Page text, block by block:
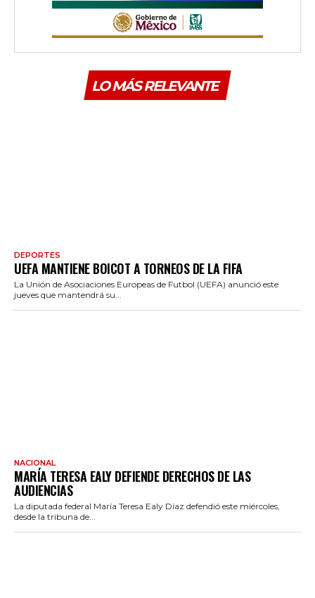
LO MÁS RELEVANTE
DEPORTES
UEFA MANTIENE BOICOT A TORNEOS DE LA FIFA
La Unión de Asociaciones Europeas de Futbol (UEFA) anunció este
jueves que mantendrá su...
NACIONAL
MARÍA TERESA EALY DEFIENDE DERECHOS DE LAS
AUDIENCIAS
La diputada federal María Teresa Ealy Díaz defendió este miércoles,
desde la tribuna de...